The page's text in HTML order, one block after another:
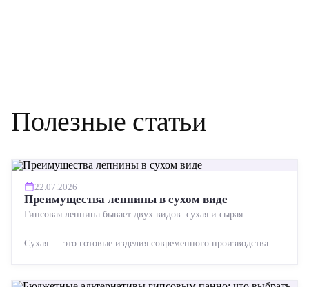
Полезные статьи
22.07.2026
Преимущества лепнины в сухом виде
Гипсовая лепнина бывает двух видов: сухая и сырая.
Сухая — это готовые изделия современного производства: